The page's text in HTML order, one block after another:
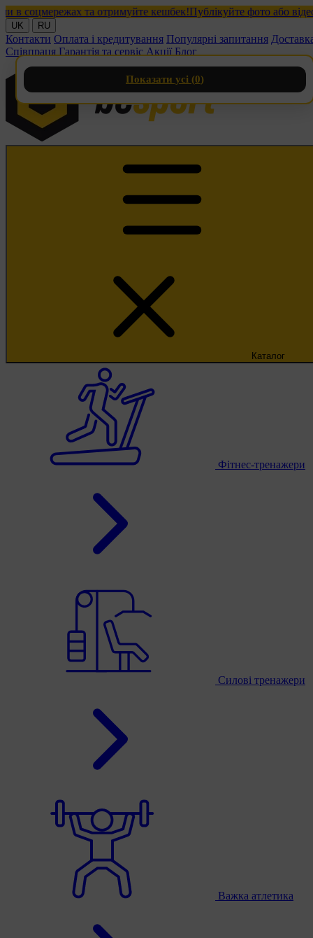
та отримуйте кешбек!Публікуйте фото або відео з
UK RU
Контакти Оплата і кредитування Популярні запитання
Співпраця Гарантія та сервіс Акції Блог
Каталог
Фітнес-тренажери
Силові тренажери
Важка атлетика
Показати усі (0)